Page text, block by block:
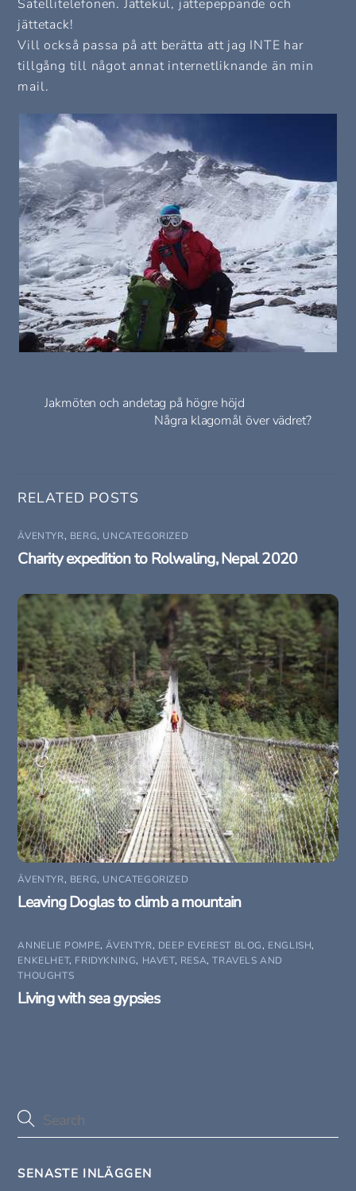
Satellitelefonen. Jättekul, jättepeppande och
jättetack!
Vill också passa på att berätta att jag INTE har
tillgång till något annat internetliknande än min
mail.
Jakmöten och andetag på högre höjd
Några klagomål över vädret?
RELATED POSTS
ÄVENTYR, BERG, UNCATEGORIZED
Charity expedition to Rolwaling, Nepal 2020
ÄVENTYR, BERG, UNCATEGORIZED
Leaving Doglas to climb a mountain
ANNELIE POMPE,ÄVENTYR, DEEP EVEREST BLOG, ENGLISH,
ENKELHET, FRIDYKNING, HAVET, RESA,TRAVELS AND
THOUGHTS
Living with sea gypsies
SENASTE INLÄGGEN